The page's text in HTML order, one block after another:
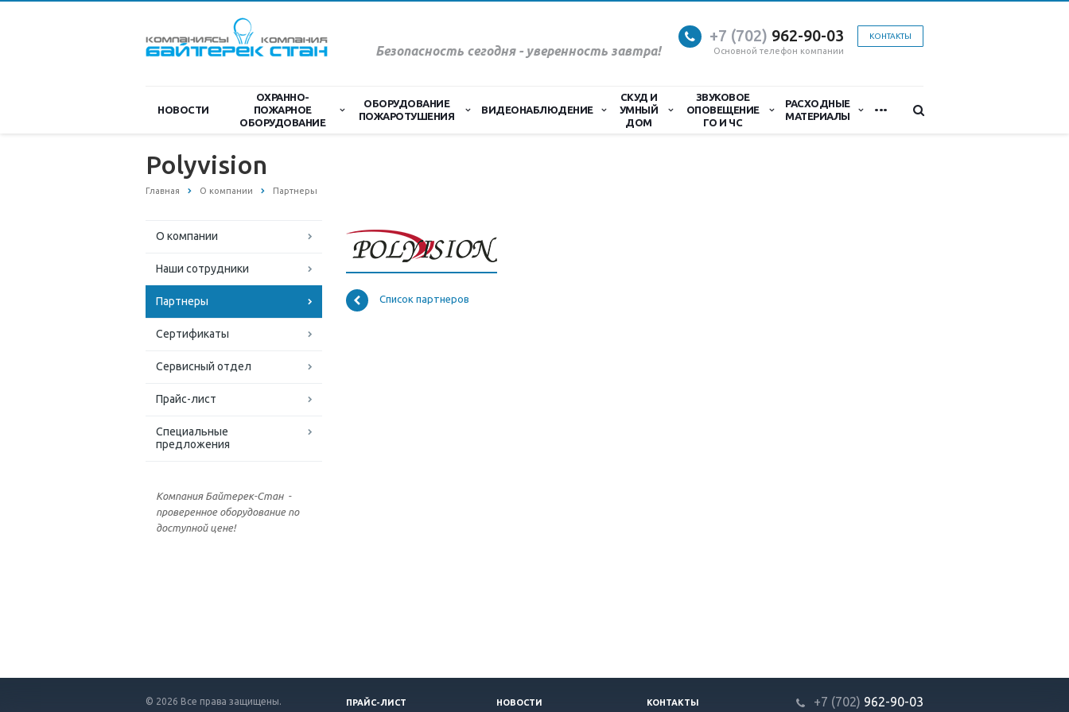
Безопасность сегодня - уверенность завтра!
КОНТАКТЫ
+7 (702) 962-90-03
Основной телефон компании
НОВОСТИ
ОХРАННО-
ПОЖАРНОЕ
ОБОРУДОВАНИЕ
ОБОРУДОВАНИЕ
ПОЖАРОТУШЕНИЯ
ВИДЕОНАБЛЮДЕНИЕ
СКУД И
УМНЫЙ
ДОМ
ЗВУКОВОЕ
ОПОВЕЩЕНИЕ
ГО И ЧС
РАСХОДНЫЕ
МАТЕРИАЛЫ
...
Polyvision
Главная О компании Партнеры
О компании
Наши сотрудники
Партнеры
Сертификаты
Сервисный отдел
Прайс-лист
Специальные
предложения
Компания Байтерек-Стан -
проверенное оборудование по
доступной цене!
Список партнеров
© 2026 Все права защищены. ПРАЙС-ЛИСТ НОВОСТИ КОНТАКТЫ +7 (702) 962-90-03